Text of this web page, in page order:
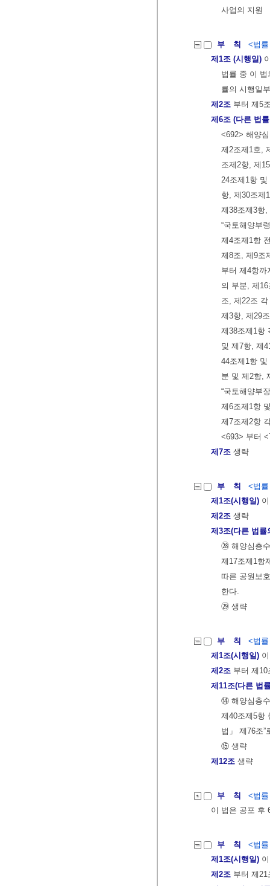
사업의 지원
부 칙
<법
제1조 (시행일)
법률 중 이
률의 시행일
제2조 부터 제5
제6조 (다른 법
<692> 해양
제2조제1호,
조제2항, 제
24조제1항
항, 제30조제
제38조제3항,
“국토해양부
제4조제1항
제8조, 제9조
부터 제4항
의 부분, 제
조, 제22조
제3항, 제29
제38조제1항
및 제7항, 제
44조제1항
분 및 제2항,
“국토해양부
제6조제1항
제7조제2항
<693> 부터
제7조 생략
부 칙
<법
제1조(시행일)
제2조 생략
제3조(다른 법률
㉘ 해양심층
제17조제1항
따른 공원보
한다.
㉙ 생략
부 칙
<법
제1조(시행일)
제2조 부터 제
제11조(다른 법
⑭ 해양심층
제40조제5항
법」 제76조”
⑮ 생략
제12조 생략
부 칙
<법
이 법은 공포 후
부 칙
<법
제1조(시행일)
제2조 부터 제